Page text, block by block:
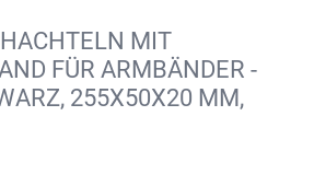
MIT
FÜR ARMBÄNDER -
255X50X20 MM,